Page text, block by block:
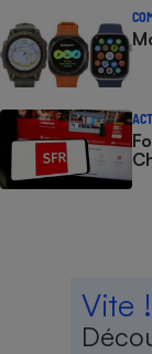
Vite !